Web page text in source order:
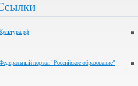
портал "Российское образование"